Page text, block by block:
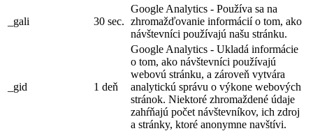
_gali 30 sec.
Google Analytics - Používa sa na
zhromažďovanie informácií o tom, ako
návštevníci používajú našu stránku.
_gid 1 deň
Google Analytics - Ukladá informácie
o tom, ako návštevníci používajú
webovú stránku, a zároveň vytvára
analytickú správu o výkone webových
stránok. Niektoré zhromaždené údaje
zahŕňajú počet návštevníkov, ich zdroj
a stránky, ktoré anonymne navštívi.